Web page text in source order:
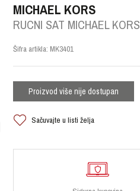
MICHAEL KORS
RUCNI SAT MICHAEL KORS
Šifra artikla: MK3401
Proizvod više nije dostupan
Sačuvajte u listi želja